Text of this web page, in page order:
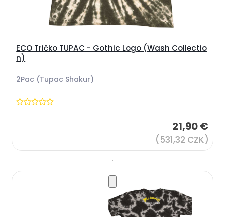
ECO Tričko TUPAC - Gothic Logo (Wash Collectio
n)
2Pac (Tupac Shakur)
21,90 €
(531,32 CZK)